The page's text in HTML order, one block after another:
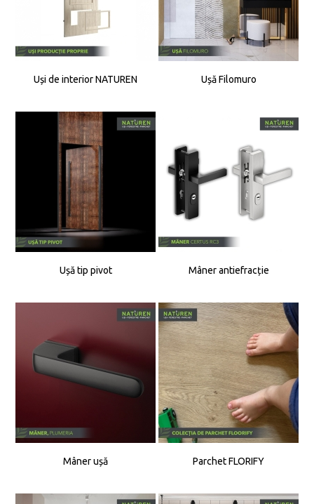
Uși de interior NATUREN Ușă Filomuro
Ușă tip pivot Mâner antiefracție
Mâner ușă Parchet FLORIFY